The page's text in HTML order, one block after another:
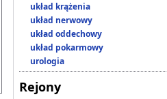
układ krążenia
układ nerwowy
układ oddechowy
układ pokarmowy
urologia
Rejony